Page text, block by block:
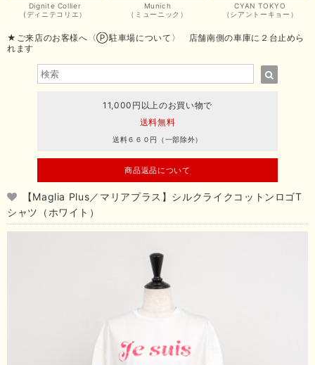
Dignite Collier
(ディニテコリエ）
Munich
（ミューニック）
CYAN TOKYO
（シアントーキョー）
★ご来店のお客様へ〈Ⓟ駐車場について〉 店舗南側の車庫に２台止めら
れます
11,000円以上のお買い物で
送料無料
送料６６０円（一部除外）
商品返品について
【Maglia Plus／マリアプラス】シルクライクコットンロゴT
シャツ（ホワイト）